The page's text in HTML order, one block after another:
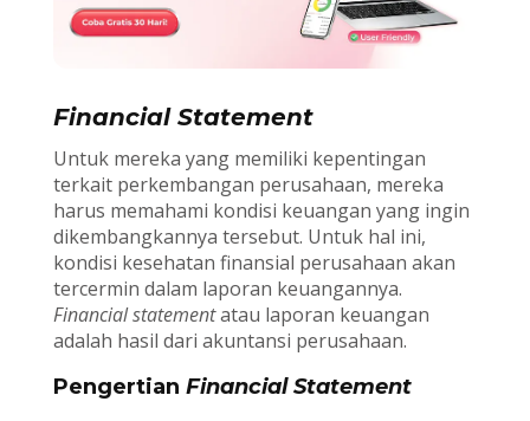
Financial Statement
Untuk mereka yang memiliki kepentingan
terkait perkembangan perusahaan, mereka
harus memahami kondisi keuangan yang ingin
dikembangkannya tersebut. Untuk hal ini,
kondisi kesehatan finansial perusahaan akan
tercermin dalam laporan keuangannya.
Financial statementatau laporan keuangan
adalah hasil dari akuntansi perusahaan.
Pengertian Financial Statement